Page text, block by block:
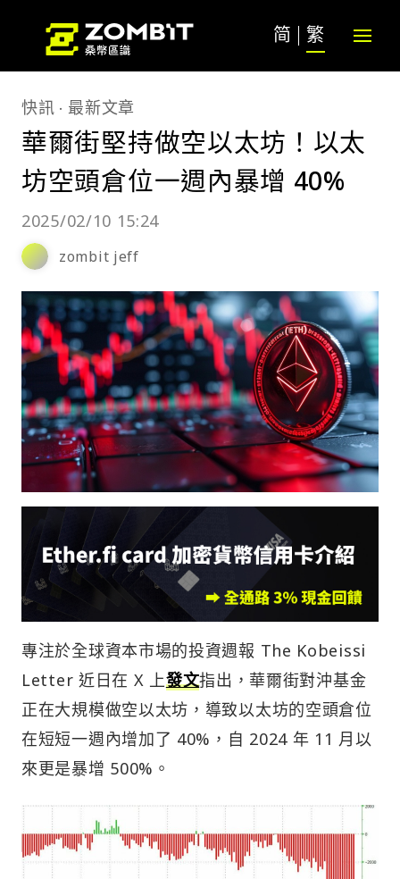
简 繁
快訊 最新文章
華爾街堅持做空以太坊！以太
坊空頭倉位一週內暴增 40%
2025/02/10 15:24
zombit jeff
專注於全球資本市場的投資週報 The Kobeissi
Letter 近日在 X 上發文指出，華爾街對沖基金
正在大規模做空以太坊，導致以太坊的空頭倉位
在短短一週內增加了 40%，自 2024 年 11 月以
來更是暴增 500%。